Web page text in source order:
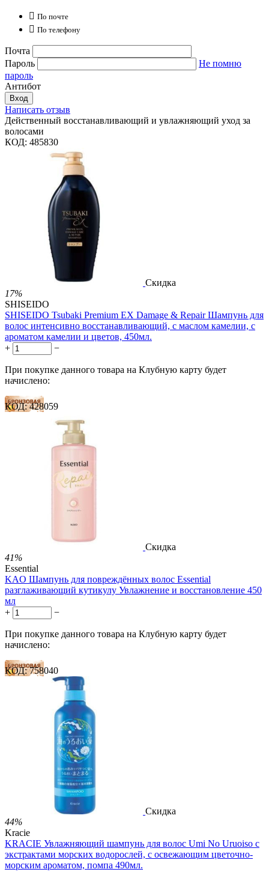
 По почте
 По телефону
Почта
Пароль
Не помню
пароль
Антибот
Вход
Написать отзыв
Действенный восстанавливающий и увлажняющий уход за
волосами
КОД: 485830
Скидка
17%
SHISEIDO
SHISEIDO Tsubaki Premium EX Damage & Repair Шампунь для
волос интенсивно восстанавливающий, с маслом камелии, с
ароматом камелии и цветов, 450мл.
+
−
При покупке данного товара на Клубную карту будет
начислено:
7 баллов
12 баллов
1 578.00 Р
за 1.00 мл
КОД: 428059
Скидка
41%
Essential
KAO Шампунь для повреждённых волос Essential
разглаживающий кутикулу Увлажнение и восстановление 450
мл
+
−
При покупке данного товара на Клубную карту будет
начислено:
5 баллов
7 баллов
12 баллов
1 486.00 Р
за 1.00 мл

КОД: 758040
Скидка
44%
Kracie
KRACIE Увлажняющий шампунь для волос Umi No Uruoiso с
экстрактами морских водорослей, с освежающим цветочно-
морским ароматом, помпа 490мл.